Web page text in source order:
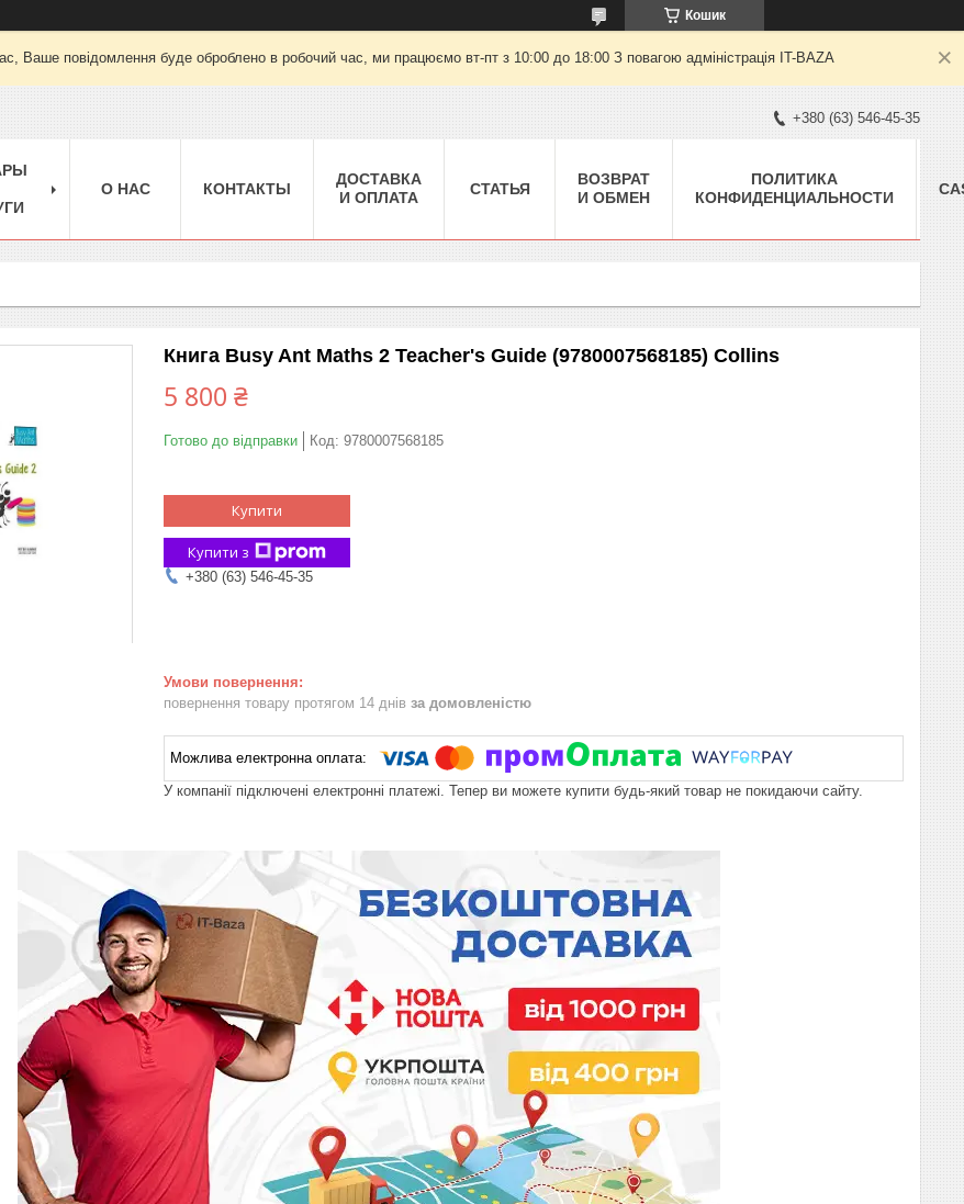
Кошик
Ваше повідомлення буде оброблено в робочий час, ми працюємо вт-пт з 10:00 до 18:00 З повагою адміністрація IT-BAZA
+380 (63) 546-45-35
О НАС КОНТАКТЫ
ДОСТАВКА
И ОПЛАТА
СТАТЬЯ
ВОЗВРАТ
И ОБМЕН
ПОЛИТИКА
КОНФИДЕНЦИАЛЬНОСТИ
Книга Busy Ant Maths 2 Teacher's Guide (9780007568185) Collins
5 800 ₴
Готово до відправки Код: 9780007568185
Купити
Купити з
+380 (63) 546-45-35
повернення товару протягом 14 днів за домовленістю
У компанії підключені електронні платежі. Тепер ви можете купити будь-який товар не покидаючи сайту.